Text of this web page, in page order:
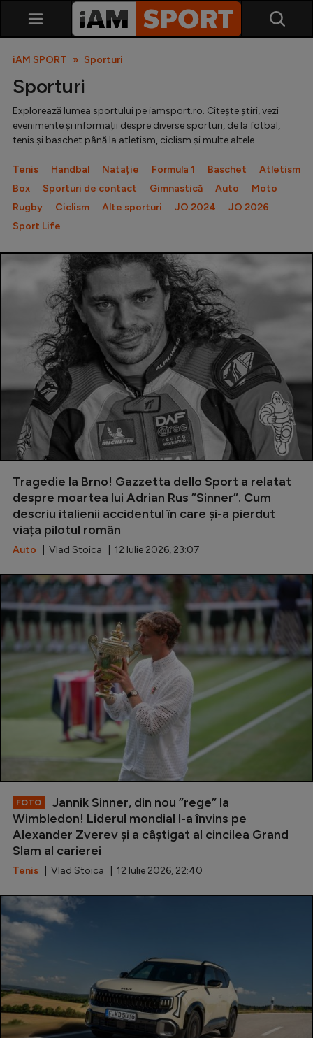
SuperLiga
Liga 2
Echipa Națională
U21
Fotbal feminin
Special
Diverse
Inedit
Clasamente
Champions League
Europa League
Conference League
Premier League
LaLiga
Serie A
Bundesliga
Ligue 1
Campionate
Starurile fotbalului
EURO 2024
Stranieri
Clasamente
Formula 1
Gimnastică
Auto
iAM SPORT Sporturi
Sporturi
Explorează lumea sportului pe iamsport.ro. Citește știri, vezi
evenimente și informații despre diverse sporturi, de la fotbal,
tenis și baschet până la atletism, ciclism și multe altele.
Tenis Handbal Natație Formula 1 Baschet
Atletism
Box
Sporturi de contact Gimnastică Auto
Moto
Rugby
Ciclism Alte sporturi JO 2024
JO 2026
Sport Life
Tragedie la Brno! Gazzetta dello Sport a relatat
despre moartea lui Adrian Rus ”Sinner”. Cum
descriu italienii accidentul în care și-a pierdut
viața pilotul român
Auto | Vlad Stoica | 12 Iulie 2026, 23:07
FOTO
Jannik Sinner, din nou ”rege” la
Wimbledon! Liderul mondial l-a învins pe
Alexander Zverev și a câștigat al cincilea Grand
Slam al carierei
Tenis | Vlad Stoica | 12 Iulie 2026, 22:40